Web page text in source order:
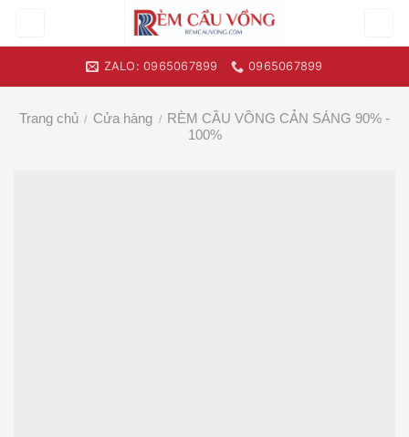
ZALO: 0965067899 0965067899
Trang chủ / Cửa hàng / RÈM CẦU VỒNG CẢN SÁNG 90% -
100%